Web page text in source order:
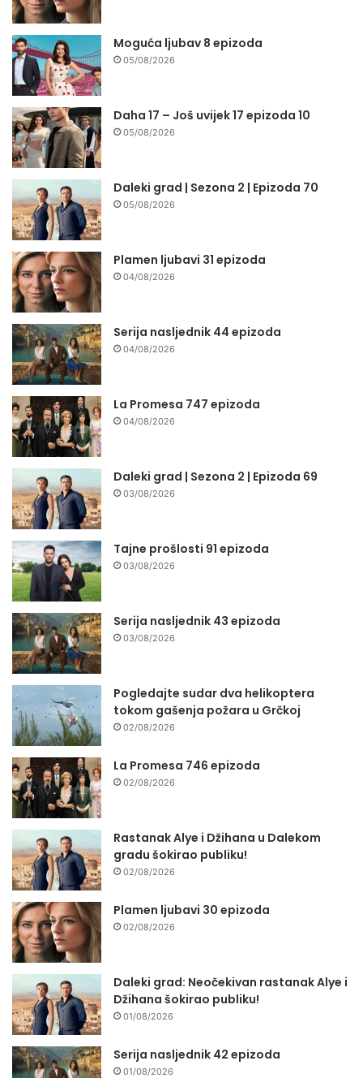
Moguća ljubav 8 epizoda
05/08/2026
Daha 17 – Još uvijek 17 epizoda 10
05/08/2026
Daleki grad | Sezona 2 | Epizoda 70
05/08/2026
Plamen ljubavi 31 epizoda
04/08/2026
Serija nasljednik 44 epizoda
04/08/2026
La Promesa 747 epizoda
04/08/2026
Daleki grad | Sezona 2 | Epizoda 69
03/08/2026
Tajne prošlosti 91 epizoda
03/08/2026
Serija nasljednik 43 epizoda
03/08/2026
Pogledajte sudar dva helikoptera
tokom gašenja požara u Grčkoj
02/08/2026
La Promesa 746 epizoda
02/08/2026
Rastanak Alye i Džihana u Dalekom
gradu šokirao publiku!
02/08/2026
Plamen ljubavi 30 epizoda
02/08/2026
Daleki grad: Neočekivan rastanak Alye i
Džihana šokirao publiku!
01/08/2026
Serija nasljednik 42 epizoda
01/08/2026